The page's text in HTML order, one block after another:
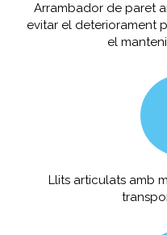
Arrambador de paret
evitar el deteriorament
el
Llits articulats amb